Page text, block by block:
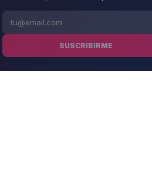
SUSCRIBIRME